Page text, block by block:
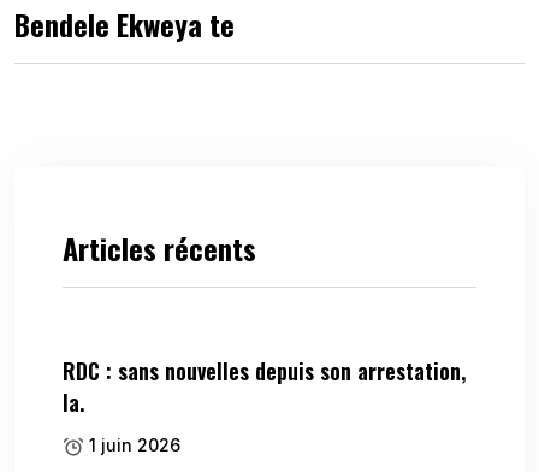
Bendele Ekweya te
Articles récents
RDC : sans nouvelles depuis son arrestation,
la.
1 juin 2026